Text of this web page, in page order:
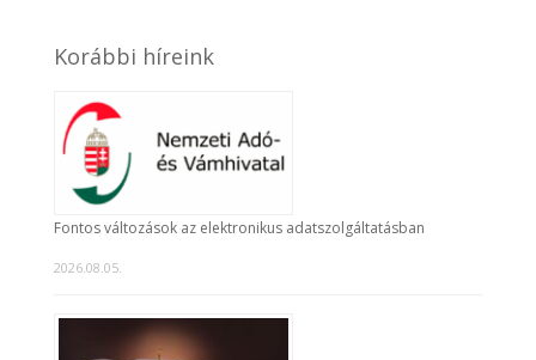
Korábbi híreink
Fontos változások az elektronikus adatszolgáltatásban
2026.08.05.